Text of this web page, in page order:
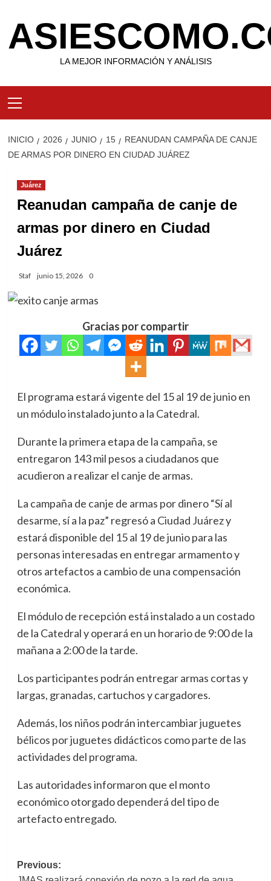
contenido
LA MEJOR INFORMACIÓN Y ANÁLISIS
Menú
INICIO 2026 JUNIO 15
REANUDAN CAMPAÑA DE CANJE
DE ARMAS POR DINERO EN CIUDAD JUÁREZ
Juárez
Reanudan campaña de canje de
armas por dinero en Ciudad
Juárez
Staf junio 15, 2026 0
Gracias por compartir
El programa estará vigente del 15 al 19 de junio en
un módulo instalado junto a la Catedral.
Durante la primera etapa de la campaña, se
entregaron 143 mil pesos a ciudadanos que
acudieron a realizar el canje de armas.
La campaña de canje de armas por dinero “Sí al
desarme, sí a la paz” regresó a Ciudad Juárez y
estará disponible del 15 al 19 de junio para las
personas interesadas en entregar armamento y
otros artefactos a cambio de una compensación
económica.
El módulo de recepción está instalado a un costado
de la Catedral y operará en un horario de 9:00 de la
mañana a 2:00 de la tarde.
Los participantes podrán entregar armas cortas y
largas, granadas, cartuchos y cargadores.
Además, los niños podrán intercambiar juguetes
bélicos por juguetes didácticos como parte de las
actividades del programa.
Las autoridades informaron que el monto
económico otorgado dependerá del tipo de
artefacto entregado.
Navegación
Previous: